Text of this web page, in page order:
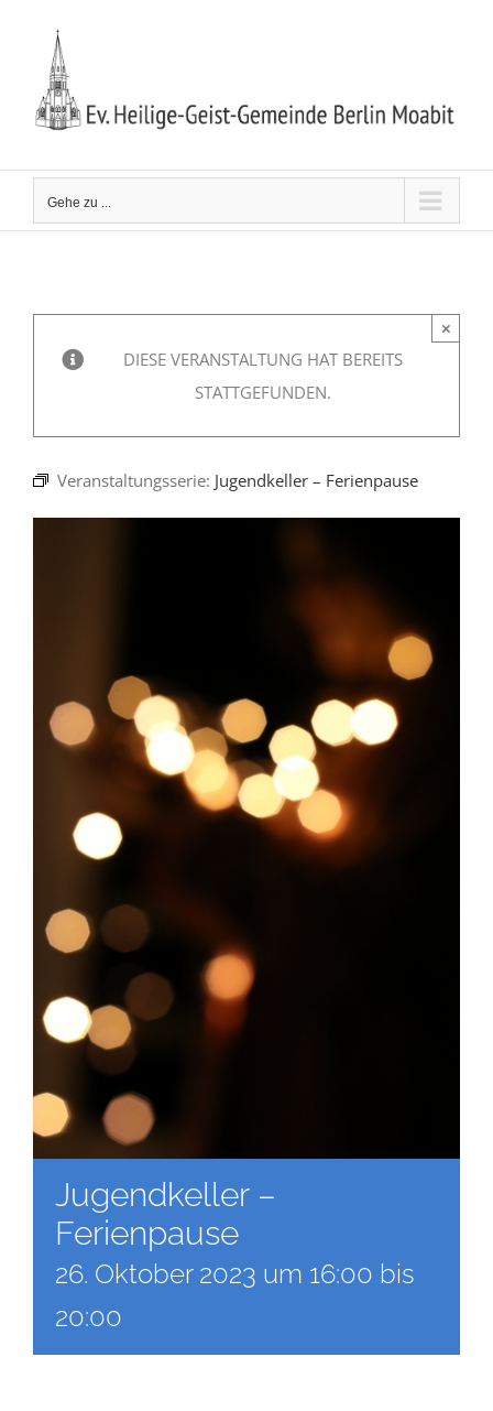
springen
Gehe zu ...
DIESE VERANSTALTUNG HAT BEREITS
STATTGEFUNDEN.
×
Veranstaltungsserie: Jugendkeller – Ferienpause
Jugendkeller –
Ferienpause
26. Oktober 2023 um 16:00 bis
20:00